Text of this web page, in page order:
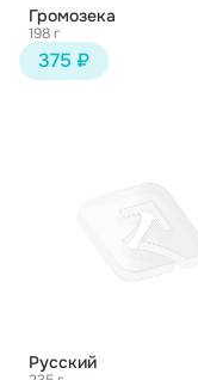
Громозека
198 г
375 ₽
Русский